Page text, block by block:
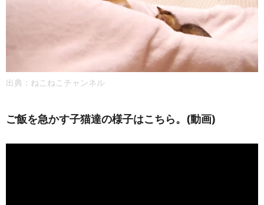
出典：ねこねこチャンネル
ご飯を急かす子猫達の様子はこちら。(動画)